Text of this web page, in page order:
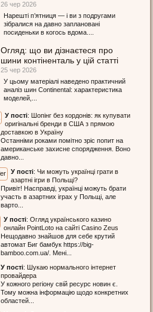
26 чер 2026
Нарешті п’ятниця — і ви з подругами
зібралися на давно заплановані
посиденьки в когось вдома....
Огляд: що ви дізнаєтеся про
шини контіненталь у цій статті
25 чер 2026
У цьому матеріалі наведено практичний
аналіз шин Continental: характеристика
моделей,...
У пості: Шопінг без кордонів: як купувати
оригінальні бренди в США з прямою
доставкою в Україну
Останніми роками помітно зріс попит на
американське захисне спорядження. Воно
давно...
У пості: Чи можуть українці грати в
азартні ігри в Польщі?
Привіт! Насправді, українці можуть брати
участь в азартних іграх у Польщі, але
варто...
У пості: Огляд українського казино
онлайн PointLoto на сайті Casino Zeus
Нещодавно знайшов для себе крутий
автомат Биг бамбук https://big-
bamboo.com.ua/. Мені...
У пості: Шукаю нормального інтернет
провайдера
У кожного регіону свій ресурс новин є.
Тому можна інформацію щодо конкретних
областей...